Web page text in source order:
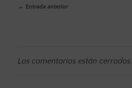
Entrada anterior
Los comentarios están cerrados.